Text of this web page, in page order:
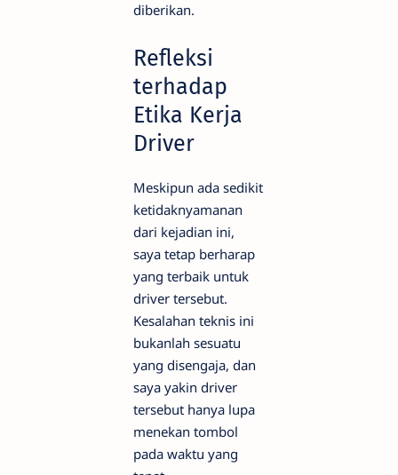
diberikan.
Refleksi
terhadap
Etika Kerja
Driver
Meskipun ada sedikit
ketidaknyamanan
dari kejadian ini,
saya tetap berharap
yang terbaik untuk
driver tersebut.
Kesalahan teknis ini
bukanlah sesuatu
yang disengaja, dan
saya yakin driver
tersebut hanya lupa
menekan tombol
pada waktu yang